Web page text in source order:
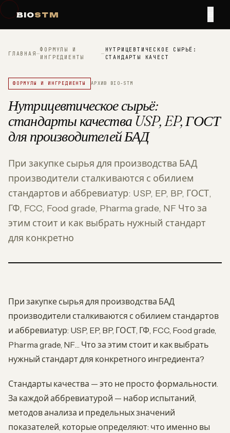
BIOSTM
ГЛАВНАЯ—
ФОРМУЛЫ И
ИНГРЕДИЕНТЫ
—
НУТРИЦЕВТИЧЕСКОЕ СЫРЬЁ:
СТАНДАРТЫ КАЧЕСТ
ФОРМУЛЫ И ИНГРЕДИЕНТЫ АРХИВ BIO-STM
Нутрицевтическое сырьё:
стандарты качества USP, EP, ГОСТ
для производителей БАД
При закупке сырья для производства БАД
производители сталкиваются с обилием
стандартов и аббревиатур: USP, EP, BP, ГОСТ,
ГФ, FCC, Food grade, Pharma grade, NF Что за
этим стоит и как выбрать нужный стандарт
для конкретно
При закупке сырья для производства БАД
производители сталкиваются с обилием стандартов
и аббревиатур: USP, EP, BP, ГОСТ, ГФ, FCC, Food grade,
Pharma grade, NF… Что за этим стоит и как выбрать
нужный стандарт для конкретного ингредиента?
Стандарты качества — это не просто формальности.
За каждой аббревиатурой — набор испытаний,
методов анализа и предельных значений
показателей, которые определяют: что именно вы